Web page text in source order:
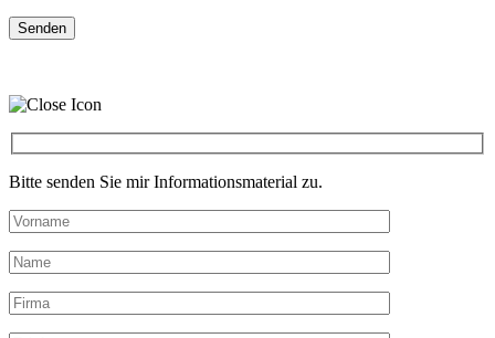
Bitte senden Sie mir Informationsmaterial zu.